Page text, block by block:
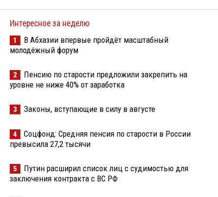
Интересное за неделю
1
В Абхазии впервые пройдёт масштабный
молодёжный форум
2
Пенсию по старости предложили закрепить на
уровне не ниже 40% от заработка
3 Законы, вступающие в силу в августе
4
Соцфонд: Средняя пенсия по старости в России
превысила 27,2 тысячи
5
Путин расширил список лиц с судимостью для
заключения контракта с ВС РФ